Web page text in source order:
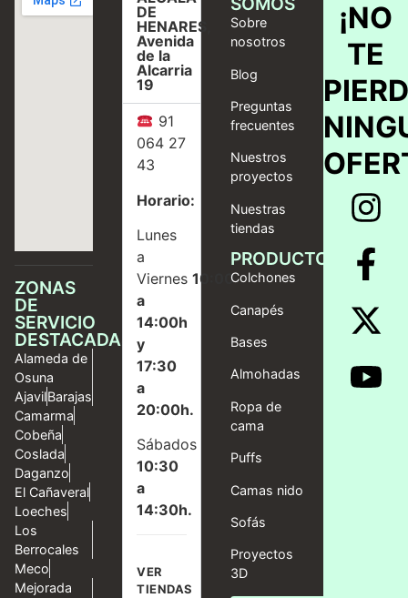
ZONAS
DE
SERVICIO
DESTACADAS
Alameda de
Osuna
AjavilBarajas
Camarma
Cobeña
Coslada
Daganzo
El Cañaveral
Loeches
Los
Berrocales
Meco
Mejorada
DE
HENARES,
Avenida
de la
Alcarria
19
91
064 27
43
Horario:
Lunes
a
Viernes10:00
a
14:00h
y
17:30
a
20:00h.
Sábados
10:30
a
14:30h.
VER
TIENDAS
Sobre
nosotros
Blog
Preguntas
frecuentes
Nuestros
proyectos
Nuestras
tiendas
PRODUCTOS
Colchones
Canapés
Bases
Almohadas
Ropa de
cama
Puffs
Camas nido
Sofás
Proyectos
3D
¡NO
TE